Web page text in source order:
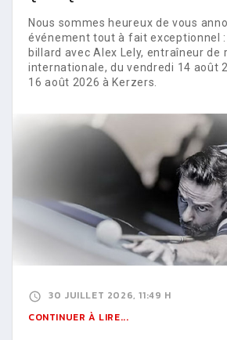
Nous sommes heureux de vous
événement tout à fait exceptionnel
billard avec Alex Lely, entraîneur de
internationale, du vendredi 14 août
16 août 2026 à Kerzers.
30 JUILLET 2026, 11:49 H
CONTINUER À LIRE...